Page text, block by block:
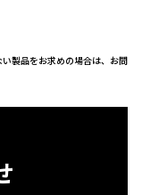
製品をお求めの場合は、お問